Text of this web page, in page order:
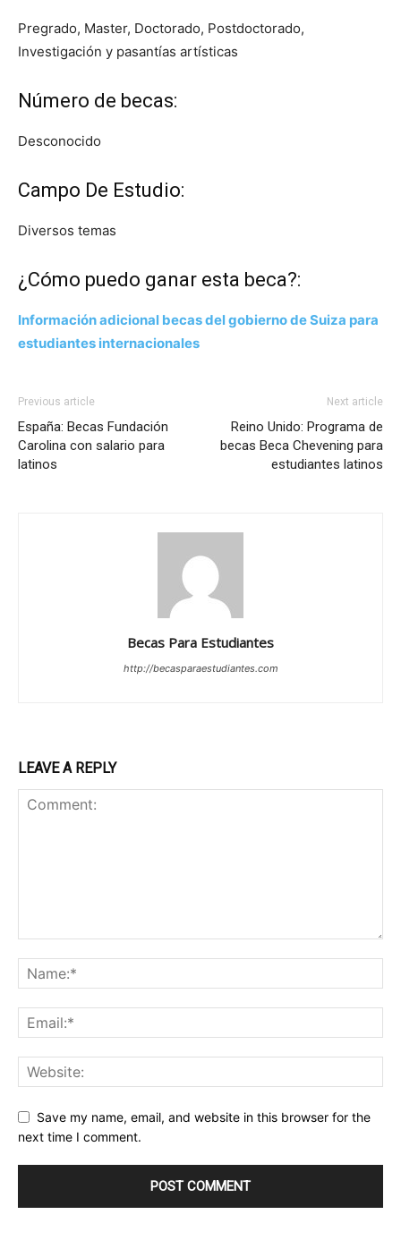
Pregrado, Master, Doctorado, Postdoctorado,
Investigación y pasantías artísticas
Número de becas:
Desconocido
Campo De Estudio:
Diversos temas
¿Cómo puedo ganar esta beca?:
Información adicional becas del gobierno de Suiza para
estudiantes internacionales
Previous article
España: Becas Fundación
Carolina con salario para
latinos
Next article
Reino Unido: Programa de
becas Beca Chevening para
estudiantes latinos
Becas Para Estudiantes
http://becasparaestudiantes.com
LEAVE A REPLY
Save my name, email, and website in this browser for the
next time I comment.